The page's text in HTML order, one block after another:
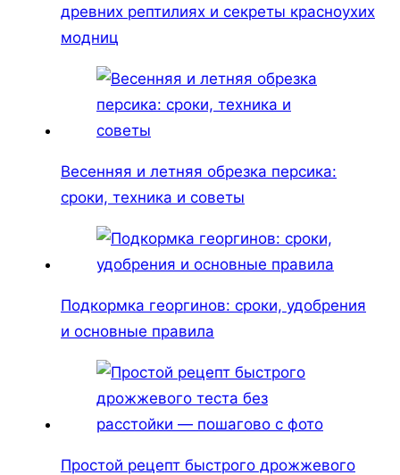
древних рептилиях и секреты красноухих
модниц
Весенняя и летняя обрезка персика:
сроки, техника и советы
Подкормка георгинов: сроки, удобрения
и основные правила
Простой рецепт быстрого дрожжевого